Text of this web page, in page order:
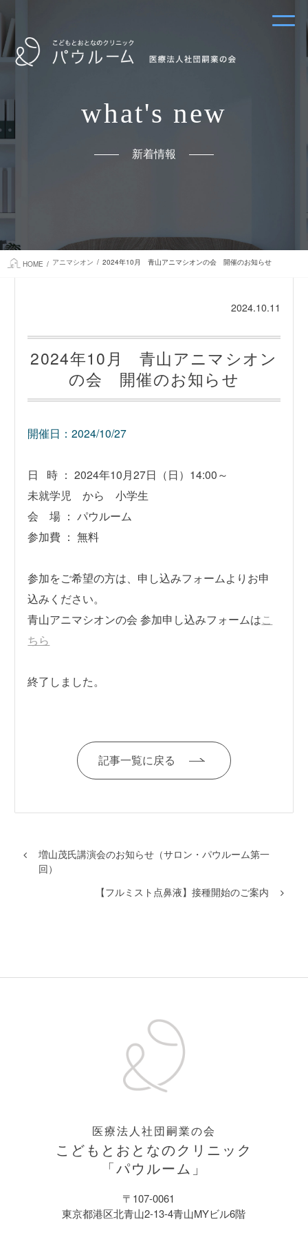
what's new
新着情報
HOME アニマシオン 2024年10月 青山アニマシオンの会 開催のお知らせ
2024.10.11
2024年10月 青山アニマシオン
の会 開催のお知らせ
開催日：2024/10/27
日 時 ： 2024年10月27日（日）14:00～
未就学児 から 小学生
会 場 ： パウルーム
参加費 ： 無料
参加をご希望の方は、申し込みフォームよりお申
込みください。
青山アニマシオンの会 参加申し込みフォームはこ
ちら
終了しました。
記事一覧に戻る
増山茂氏講演会のお知らせ（サロン・パウルーム第一
回）
【フルミスト点鼻液】接種開始のご案内
医療法人社団嗣業の会
こどもとおとなのクリニック
「パウルーム」
〒107-0061
東京都港区北青山2-13-4青山MYビル6階